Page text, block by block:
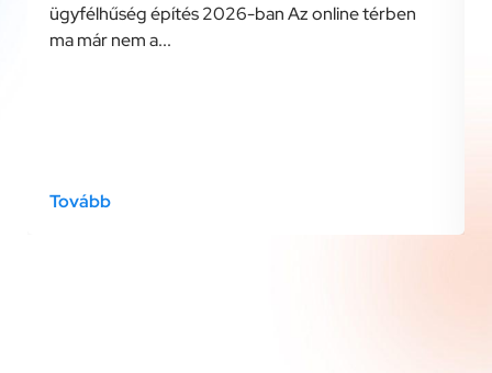
ügyfélhűség építés 2026-ban Az online térben
ma már nem a...
Tovább